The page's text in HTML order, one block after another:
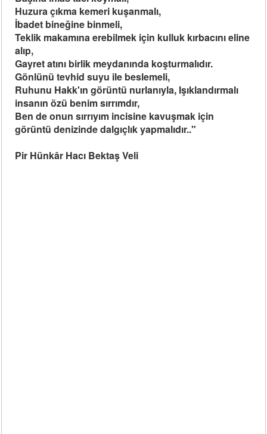
Huzura çıkma kemeri kuşanmalı,
İbadet bineğine binmeli,
Teklik makamına erebilmek için kulluk kırbacını eline
alıp,
Gayret atını birlik meydanında koşturmalıdır.
Gönlünü tevhid suyu ile beslemeli,
Ruhunu Hakk'ın görüntü nurlanıyla, Işıklandırmalı
insanın özü benim sırrımdır,
Ben de onun sırrıyım incisine kavuşmak için
görüntü denizinde dalgıçlık yapmalıdır.."
Pir Hünkâr Hacı Bektaş Veli